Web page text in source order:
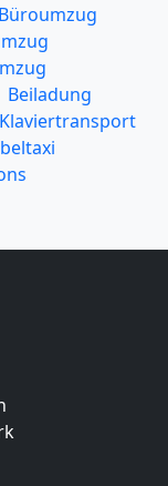
Büroumzug
Beiladung
Klaviertransport